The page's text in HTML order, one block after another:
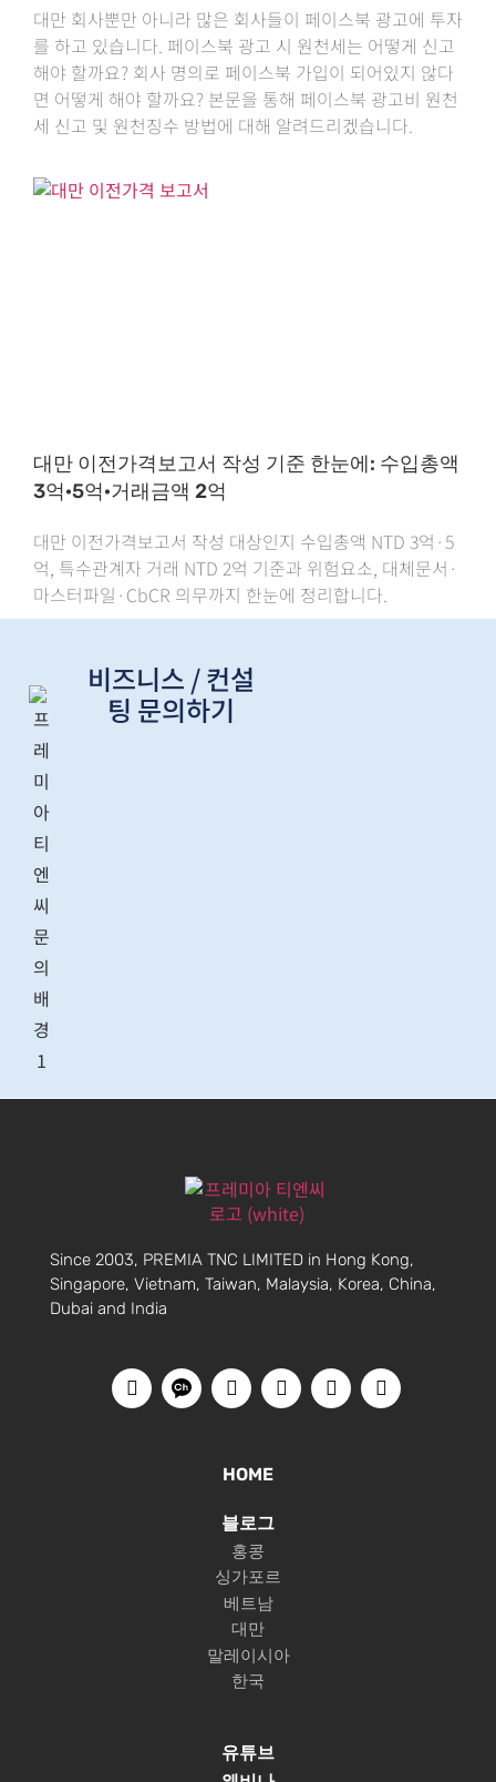
대만 회사뿐만 아니라 많은 회사들이 페이스북 광고에 투자
를 하고 있습니다. 페이스북 광고 시 원천세는 어떻게 신고
해야 할까요? 회사 명의로 페이스북 가입이 되어있지 않다
면 어떻게 해야 할까요? 본문을 통해 페이스북 광고비 원천
세 신고 및 원천징수 방법에 대해 알려드리겠습니다.
대만 이전가격보고서 작성 기준 한눈에: 수입총액
3억·5억·거래금액 2억
대만 이전가격보고서 작성 대상인지 수입총액 NTD 3억·5
억, 특수관계자 거래 NTD 2억 기준과 위험요소, 대체문서·
마스터파일·CbCR 의무까지 한눈에 정리합니다.
비즈니스 / 컨설
팅 문의하기
Since 2003, PREMIA TNC LIMITED in Hong Kong,
Singapore, Vietnam, Taiwan, Malaysia, Korea, China,
Dubai and India
HOME
블로그
홍콩
싱가포르
베트남
대만
말레이시아
한국
유튜브